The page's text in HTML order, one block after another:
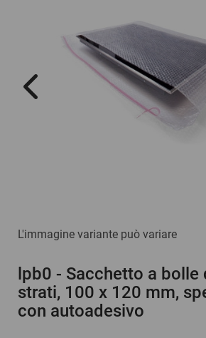
L'immagine variante può variare
lpb0 - Sacchetto a bolle
strati, 100 x 120 mm,
con autoadesivo